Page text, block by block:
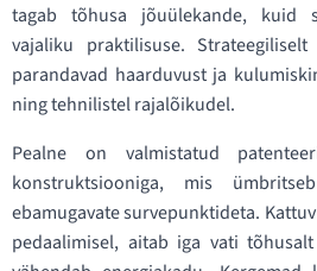
tagab tõhusa jõuülekande, kuid
vajaliku praktilisuse.
parandavad haarduvust ja
ning tehnilistel rajalõikudel.
Pealne on valmistatud
konstruktsiooniga, mis
ebamugavate survepunktideta.
pedaalimisel, aitab iga vati